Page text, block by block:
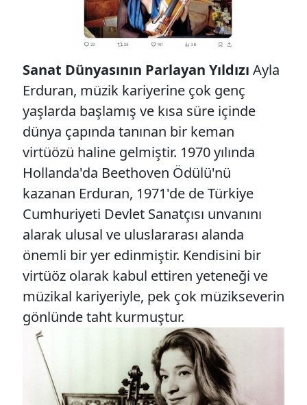
Sanat Dünyasının Parlayan Yıldızı Ayla
Erduran, müzik kariyerine çok genç
yaşlarda başlamış ve kısa süre içinde
dünya çapında tanınan bir keman
virtüözü haline gelmiştir. 1970 yılında
Hollanda'da Beethoven Ödülü'nü
kazanan Erduran, 1971'de de Türkiye
Cumhuriyeti Devlet Sanatçısı unvanını
alarak ulusal ve uluslararası alanda
önemli bir yer edinmiştir. Kendisini bir
virtüöz olarak kabul ettiren yeteneği ve
müzikal kariyeriyle, pek çok müzikseverin
gönlünde taht kurmuştur.